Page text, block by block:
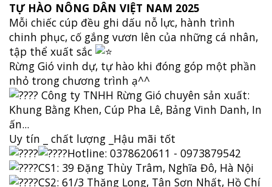
TỰ HÀO NÔNG DÂN VIỆT NAM 2025
Mỗi chiếc cúp đều ghi dấu nỗ lực, hành trình
chinh phục, cố gắng vươn lên của những cá nhân,
tập thể xuất sắc
Rừng Gió vinh dự, tự hào khi đóng góp một phần
nhỏ trong chương trình ạ^^
Công ty TNHH Rừng Gió chuyên sản xuất:
Khung Bằng Khen, Cúp Pha Lê, Bảng Vinh Danh, In
ấn...
Uy tín _ chất lượng _Hậu mãi tốt
Hotline: 0378620611 - 0973879542
CS1: 39 Đặng Thùy Trâm, Nghĩa Đô, Hà Nội
CS2: 61/3 Thăng Long, Tân Sơn Nhất, Hồ Chí